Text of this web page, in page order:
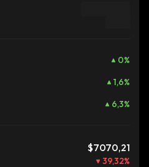
0%
1,6%
6,3%
$7070,21
39,32%